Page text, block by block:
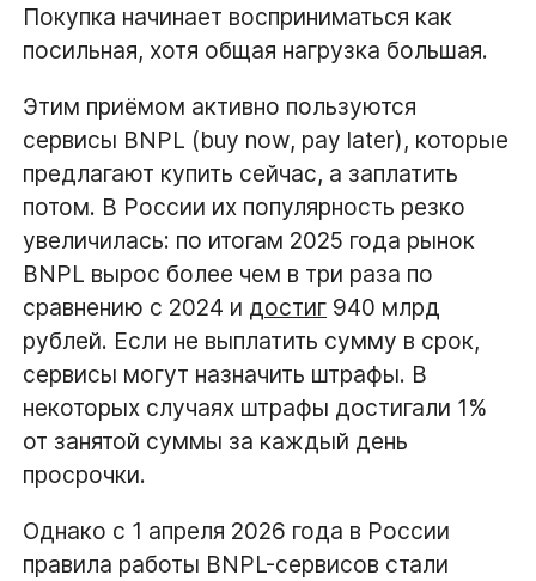
Покупка начинает восприниматься как
посильная, хотя общая нагрузка большая.
Этим приёмом активно пользуются
сервисы BNPL (buy now, pay later), которые
предлагают купить сейчас, а заплатить
потом. В России их популярность резко
увеличилась: по итогам 2025 года рынок
BNPL вырос более чем в три раза по
сравнению с 2024 и достиг 940 млрд
рублей. Если не выплатить сумму в срок,
сервисы могут назначить штрафы. В
некоторых случаях штрафы достигали 1%
от занятой суммы за каждый день
просрочки.
Однако с 1 апреля 2026 года в России
правила работы BNPL-сервисов стали